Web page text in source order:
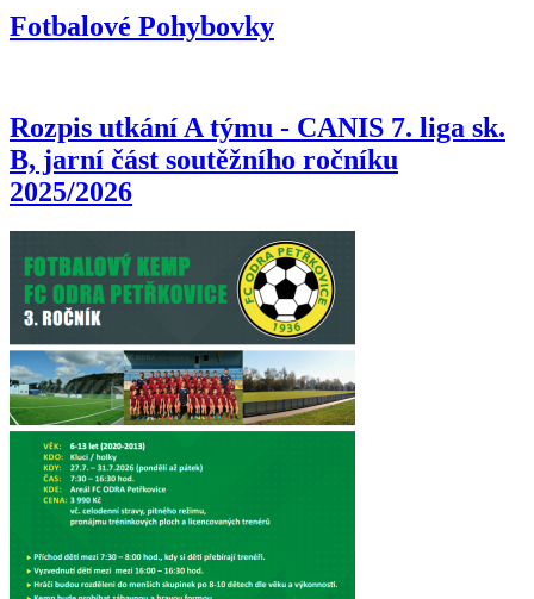
Fotbalové Pohybovky
Rozpis utkání A týmu - CANIS 7. liga sk.
B, jarní část soutěžního ročníku
2025/2026